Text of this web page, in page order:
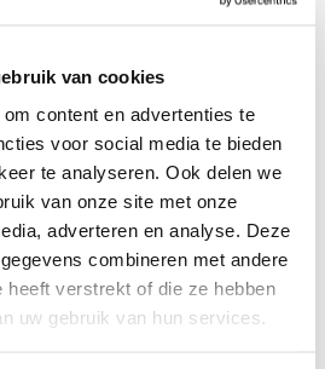
van cookies
content en advertenties te
voor social media te bieden
te analyseren. Ook delen we
van onze site met onze
adverteren en analyse. Deze
combineren met andere
heeft verstrekt of die ze hebben
uw gebruik van hun services.
dichtstbijzijnde vestiging
vragen over de
veelgestelde vragen over de